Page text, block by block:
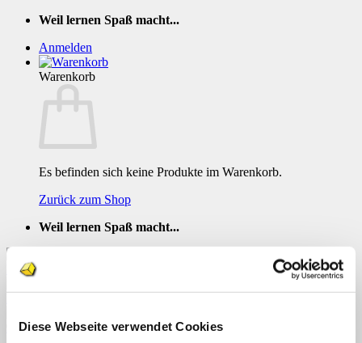
Diese Webseite verwendet Cookies
Zum
springen
Weil lernen Spaß macht...
Anmelden
Warenkorb
Es befinden sich keine Produkte im Warenkorb.
Zurück zum Shop
Weil lernen Spaß macht...
TEACCH Mengen bis 6 2